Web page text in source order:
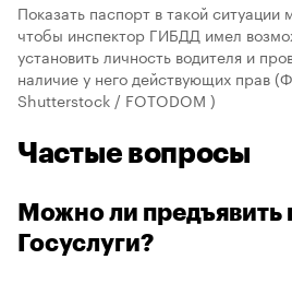
Показать паспорт в такой
чтобы инспектор ГИБДД имел
установить личность водителя и
наличие у него действующих прав
Shutterstock / FOTODOM )
Частые вопросы
Можно ли предъявить
Госуслуги?